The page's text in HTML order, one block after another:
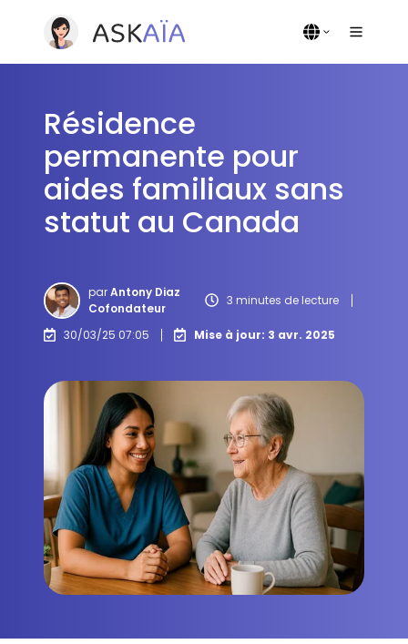
Résidence
permanente pour
aides familiaux sans
statut au Canada
parAntony Diaz
Cofondateur
3 minutes de lecture
30/03/25 07:05 Mise à jour: 3 avr. 2025